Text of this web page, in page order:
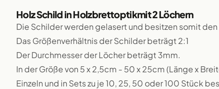
Holz Schild in Holzbrettoptikmit 2 Löchern
Die Schilder werden gelasert und besitzen somit
Das Größenverhältnis der Schilder beträgt 2:1
Der Durchmesser der Löcher beträgt 3mm.
In der Größe von 5 x 2,5cm - 50 x 25cm (Länge x
Einzeln und in Sets zu je 10, 25, 50 oder 100 Stück